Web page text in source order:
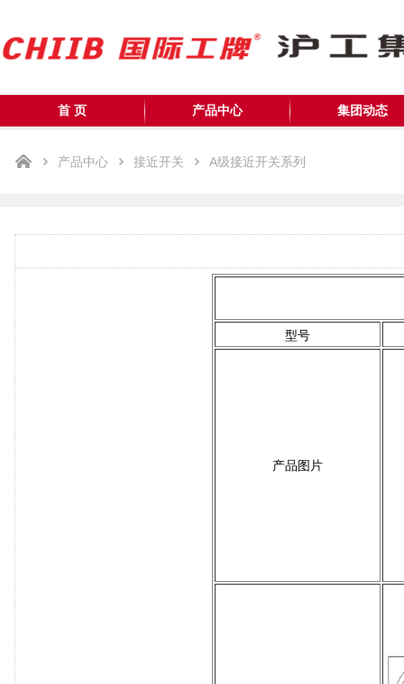
首 页 产品中心 集团动态
产品中心 接近开关 A级接近开关系列
型号
产品图片